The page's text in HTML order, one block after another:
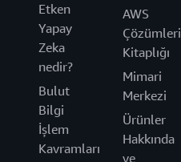
Etken
Yapay
Zeka
nedir?
Bulut
Bilgi
İşlem
Kavramları
AWS
Çözümleri
Kitaplığı
Mimari
Merkezi
Ürünler
Hakkında
ve